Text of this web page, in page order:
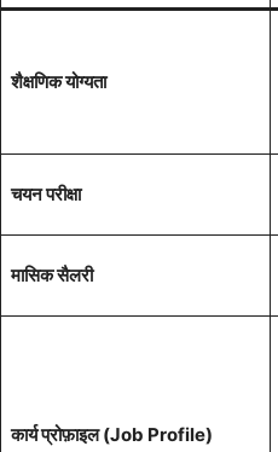
शैक्षणिक योग्यता
चयन परीक्षा
मासिक सैलरी
कार्य प्रोफ़ाइल (Job Profile)